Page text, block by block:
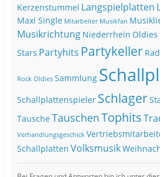
Kerzenstummel Langspielplatten
Maxi Single Mitarbeiter Musikfan
Musikrichtung Niederrhein Oldies
Stars Partyhits Partykeller
Rock Oldies Sammlung
Schallplattenspieler Schlager
TauscheTauschenTophits
Verhandlungsgeschick
Schallplatten Volksmusik